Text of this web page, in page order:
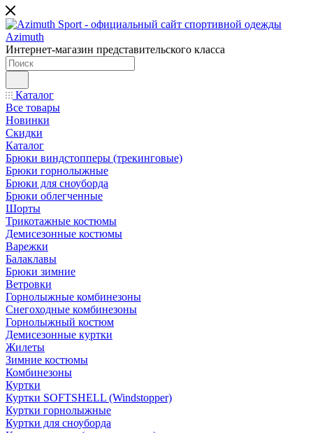
Интернет-магазин представительского класса
Каталог
Все товары
Новинки
Скидки
Каталог
Брюки виндстопперы (трекинговые)
Брюки горнолыжные
Брюки для сноуборда
Брюки облегченные
Шорты
Трикотажные костюмы
Демисезонные костюмы
Варежки
Балаклавы
Брюки зимние
Ветровки
Горнолыжные комбинезоны
Снегоходные комбинезоны
Горнолыжный костюм
Демисезонные куртки
Жилеты
Зимние костюмы
Комбинезоны
Куртки
Куртки SOFTSHELL (Windstopper)
Куртки горнолыжные
Куртки для сноуборда